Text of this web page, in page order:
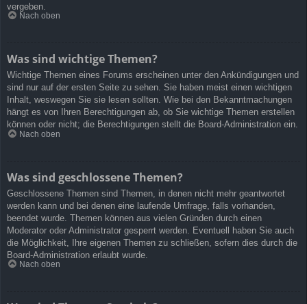
vergeben.
Nach oben
Was sind wichtige Themen?
Wichtige Themen eines Forums erscheinen unter den Ankündigungen und
sind nur auf der ersten Seite zu sehen. Sie haben meist einen wichtigen
Inhalt, weswegen Sie sie lesen sollten. Wie bei den Bekanntmachungen
hängt es von Ihren Berechtigungen ab, ob Sie wichtige Themen erstellen
können oder nicht; die Berechtigungen stellt die Board-Administration ein.
Nach oben
Was sind geschlossene Themen?
Geschlossene Themen sind Themen, in denen nicht mehr geantwortet
werden kann und bei denen eine laufende Umfrage, falls vorhanden,
beendet wurde. Themen können aus vielen Gründen durch einen
Moderator oder Administrator gesperrt werden. Eventuell haben Sie auch
die Möglichkeit, Ihre eigenen Themen zu schließen, sofern dies durch die
Board-Administration erlaubt wurde.
Nach oben